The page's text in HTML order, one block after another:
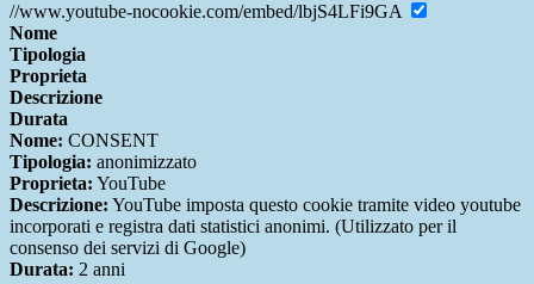
//www.youtube-nocookie.com/embed/lbjS4LFi9GA
Nome
Tipologia
Proprieta
Descrizione
Durata
Nome: CONSENT
Tipologia: anonimizzato
Proprieta: YouTube
Descrizione: YouTube imposta questo cookie tramite video youtube
incorporati e registra dati statistici anonimi. (Utilizzato per il
consenso dei servizi di Google)
Durata: 2 anni